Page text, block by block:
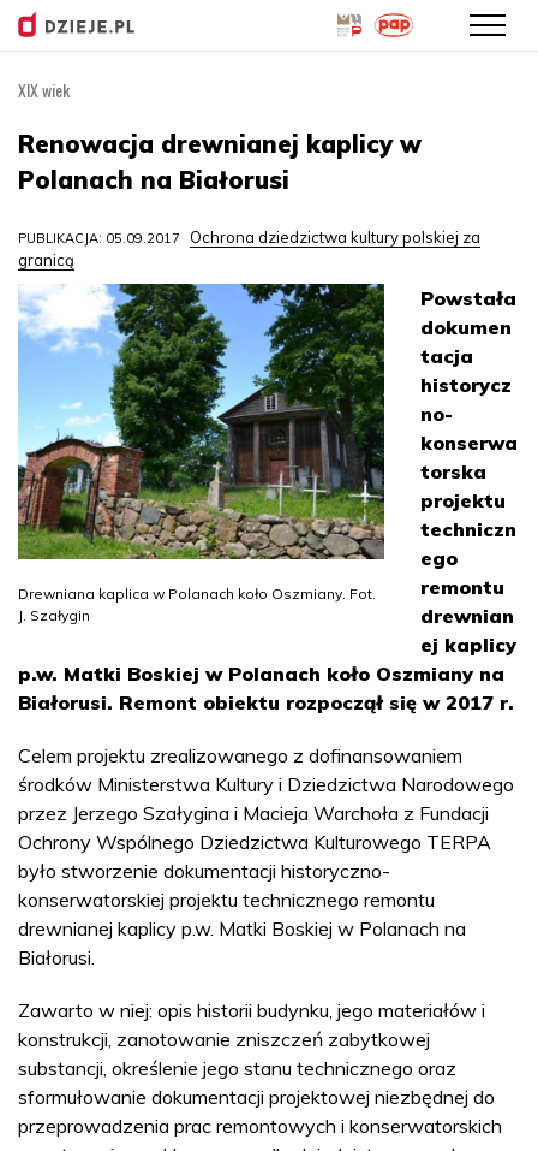
treści
XIX wiek
Renowacja drewnianej kaplicy w
Polanach na Białorusi
PUBLIKACJA: 05.09.2017
Ochrona dziedzictwa kultury polskiej za
granicą
Drewniana kaplica w Polanach koło Oszmiany. Fot.
J. Szałygin
Powstała
dokumen
tacja
historycz
no-
konserwa
torska
projektu
techniczn
ego
remontu
drewnian
ej kaplicy
p.w. Matki Boskiej w Polanach koło Oszmiany na
Białorusi. Remont obiektu rozpoczął się w 2017 r.
Celem projektu zrealizowanego z dofinansowaniem
środków Ministerstwa Kultury i Dziedzictwa Narodowego
przez Jerzego Szałygina i Macieja Warchoła z Fundacji
Ochrony Wspólnego Dziedzictwa Kulturowego TERPA
było stworzenie dokumentacji historyczno-
konserwatorskiej projektu technicznego remontu
drewnianej kaplicy p.w. Matki Boskiej w Polanach na
Białorusi.
Zawarto w niej: opis historii budynku, jego materiałów i
konstrukcji, zanotowanie zniszczeń zabytkowej
substancji, określenie jego stanu technicznego oraz
sformułowanie dokumentacji projektowej niezbędnej do
przeprowadzenia prac remontowych i konserwatorskich